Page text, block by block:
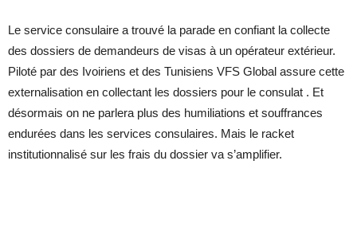
Le service consulaire a trouvé la parade en confiant la collecte
des dossiers de demandeurs de visas à un opérateur extérieur.
Piloté par des Ivoiriens et des Tunisiens VFS Global assure cette
externalisation en collectant les dossiers pour le consulat . Et
désormais on ne parlera plus des humiliations et souffrances
endurées dans les services consulaires. Mais le racket
institutionnalisé sur les frais du dossier va s’amplifier.